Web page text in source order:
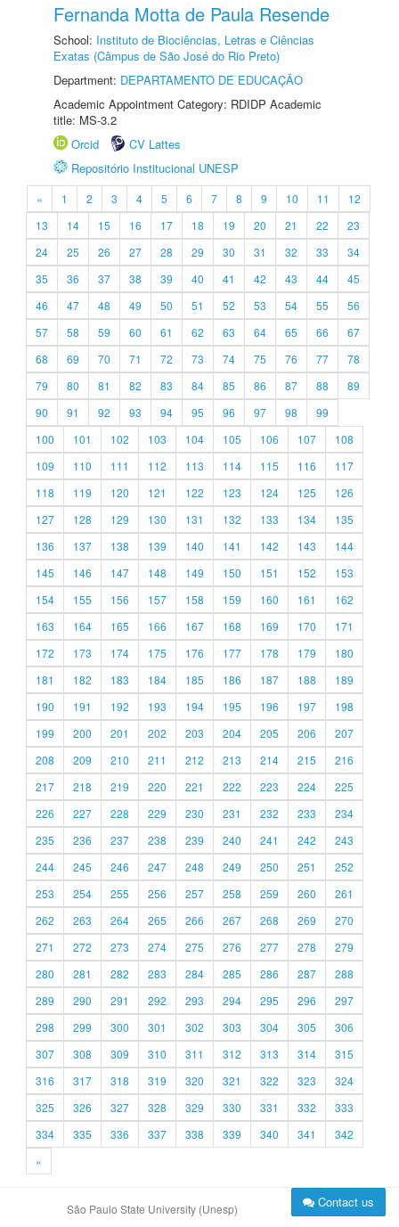
Fernanda Motta de Paula Resende
School: Instituto de Biociências, Letras e Ciências
Exatas (Câmpus de São José do Rio Preto)
Department: DEPARTAMENTO DE EDUCAÇÃO
Academic Appointment Category: RDIDP Academic
title: MS-3.2
Orcid
CV Lattes
Repositório Institucional UNESP
« 1 2 3 4 5 6 7 8 9 10 11
12
13
14 15 16 17 18 19 20 21 22
23
24
25 26 27 28 29 30 31 32 33
34
35
36 37 38 39 40 41 42 43 44
45
46
47 48 49 50 51 52 53 54 55
56
57
58 59 60 61 62 63 64 65 66
67
68
69 70 71 72 73 74 75 76 77
78
79
80 81 82 83 84 85 86 87 88
89
90
91 92 93 94 95 96 97 98
99
100
101 102 103 104 105 106 107
108
109
110 111 112 113 114 115 116
117
118
119 120 121 122 123 124 125
126
127
128 129 130 131 132 133 134
135
136
137 138 139 140 141 142 143
144
145
146 147 148 149 150 151 152
153
154
155 156 157 158 159 160 161
162
163
164 165 166 167 168 169 170
171
172
173 174 175 176 177 178 179
180
181
182 183 184 185 186 187 188
189
190
191 192 193 194 195 196 197
198
199
200 201 202 203 204 205 206
207
208
209 210 211 212 213 214 215
216
217
218 219 220 221 222 223 224
225
226
227 228 229 230 231 232 233
234
235
236 237 238 239 240 241 242
243
244
245 246 247 248 249 250 251
252
253
254 255 256 257 258 259 260
261
262
263 264 265 266 267 268 269
270
271
272 273 274 275 276 277 278
279
280
281 282 283 284 285 286 287
288
289
290 291 292 293 294 295 296
297
298
299 300 301 302 303 304 305
306
307
308 309 310 311 312 313 314
315
316
317 318 319 320 321 322 323
324
325
326 327 328 329 330 331 332
333
334
335 336 337 338 339 340 341
342
»
São Paulo State University (Unesp) Contact us